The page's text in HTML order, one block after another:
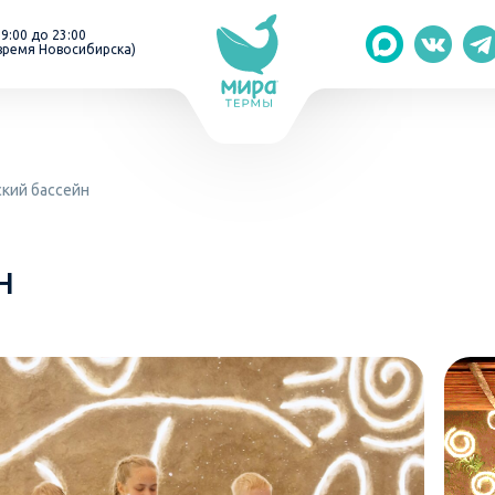
9:00 до 23:00
Новосибирска)
бассейн